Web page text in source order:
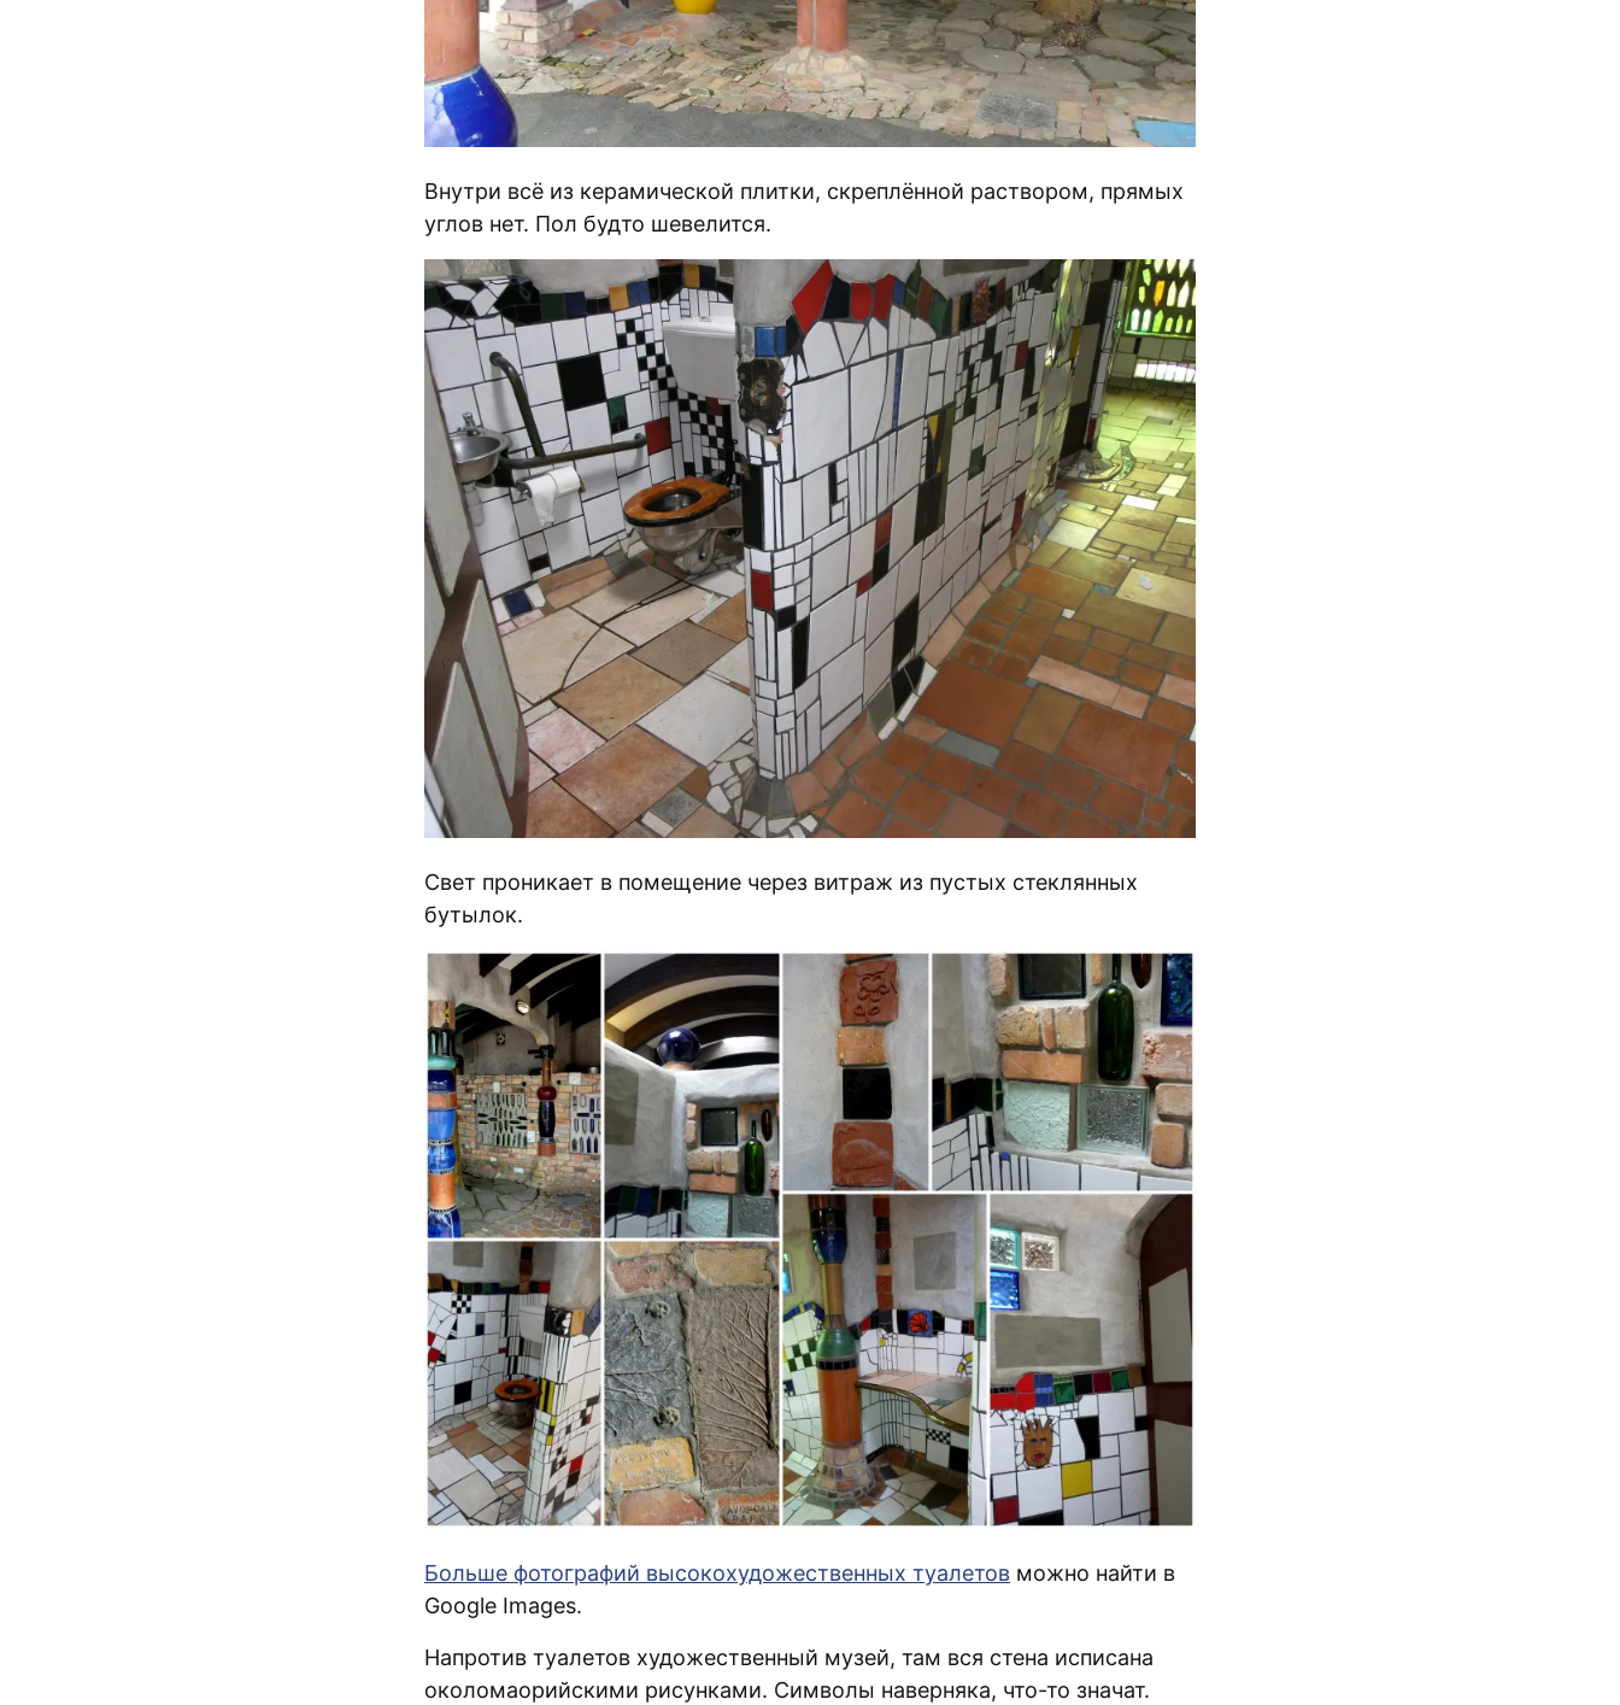
Внутри всё из керамической плитки, скреплённой раствором, прямых
углов нет. Пол будто шевелится.
Свет проникает в помещение через витраж из пустых стеклянных
бутылок.
Больше фотографий высокохудожественных туалетов можно найти в
Google Images.
Напротив туалетов художественный музей, там вся стена исписана
околомаорийскими рисунками. Символы наверняка, что-то значат.